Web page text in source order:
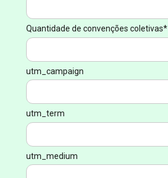
Quantidade de convenções coletivas*
utm_campaign
utm_term
utm_medium